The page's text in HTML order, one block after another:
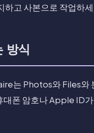
하고 사본으로 작업하
방식
는 Photos와 Files와
폰 암호나 Apple ID